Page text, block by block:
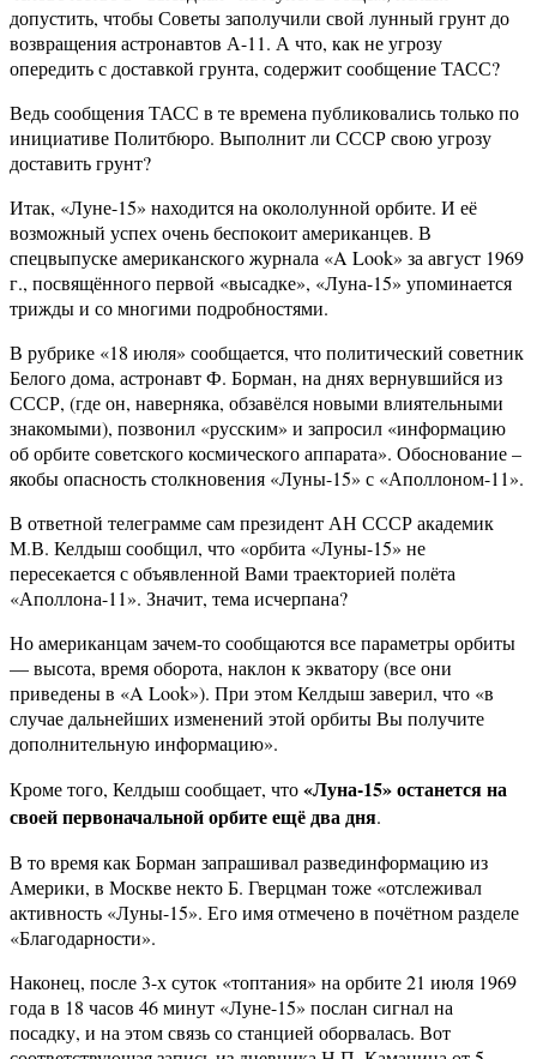
допустить, чтобы Советы заполучили свой лунный грунт до
возвращения астронавтов А-11. А что, как не угрозу
опередить с доставкой грунта, содержит сообщение ТАСС?
Ведь сообщения ТАСС в те времена публиковались только по
инициативе Политбюро. Выполнит ли СССР свою угрозу
доставить грунт?
Итак, «Луне-15» находится на окололунной орбите. И её
возможный успех очень беспокоит американцев. В
спецвыпуске американского журнала «A Look» за август 1969
г., посвящённого первой «высадке», «Луна-15» упоминается
трижды и со многими подробностями.
В рубрике «18 июля» сообщается, что политический советник
Белого дома, астронавт Ф. Борман, на днях вернувшийся из
СССР, (где он, наверняка, обзавёлся новыми влиятельными
знакомыми), позвонил «русским» и запросил «информацию
об орбите советского космического аппарата». Обоснование –
якобы опасность столкновения «Луны-15» с «Аполлоном-11».
В ответной телеграмме сам президент АН СССР академик
М.В. Келдыш сообщил, что «орбита «Луны-15» не
пересекается с объявленной Вами траекторией полёта
«Аполлона-11». Значит, тема исчерпана?
Но американцам зачем-то сообщаются все параметры орбиты
— высота, время оборота, наклон к экватору (все они
приведены в «A Look»). При этом Келдыш заверил, что «в
случае дальнейших изменений этой орбиты Вы получите
дополнительную информацию».
Кроме того, Келдыш сообщает, что«Луна-15» останется на
своей первоначальной орбите ещё два дня.
В то время как Борман запрашивал развединформацию из
Америки, в Москве некто Б. Гверцман тоже «отслеживал
активность «Луны-15». Его имя отмечено в почётном разделе
«Благодарности».
Наконец, после 3-х суток «топтания» на орбите 21 июля 1969
года в 18 часов 46 минут «Луне-15» послан сигнал на
посадку, и на этом связь со станцией оборвалась. Вот